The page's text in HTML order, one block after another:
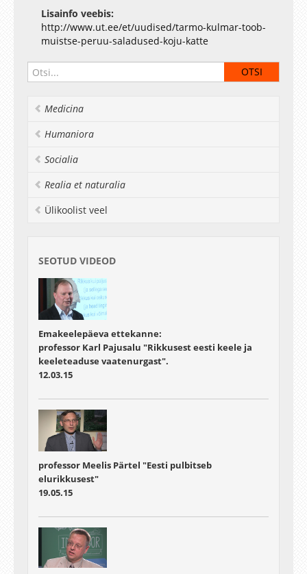
Lisainfo veebis:
http://www.ut.ee/et/uudised/tarmo-kulmar-toob-
muistse-peruu-saladused-koju-katte
Medicina
Humaniora
Socialia
Realia et naturalia
Ülikoolist veel
SEOTUD VIDEOD
Emakeelepäeva ettekanne:
professor Karl Pajusalu "Rikkusest eesti keele ja
keeleteaduse vaatenurgast".
12.03.15
professor Meelis Pärtel "Eesti pulbitseb
elurikkusest"
19.05.15